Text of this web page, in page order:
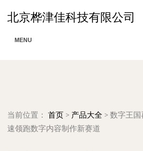
北京桦津佳科技有限公司
MENU
当前位置： 首页 > 产品大全 > 数字王国
速领跑数字内容制作新赛道